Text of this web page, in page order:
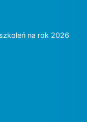
na rok 2026